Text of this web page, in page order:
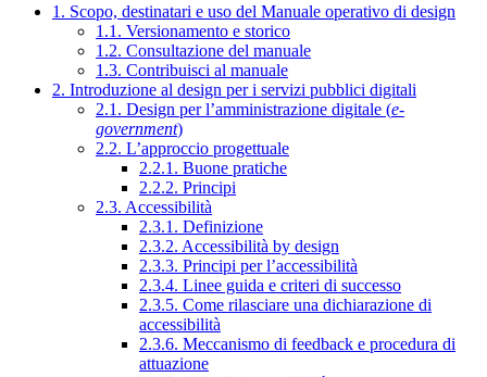
1. Scopo, destinatari e uso del Manuale operativo di design
1.1. Versionamento e storico
1.2. Consultazione del manuale
1.3. Contribuisci al manuale
2. Introduzione al design per i servizi pubblici digitali
2.1. Design per l’amministrazione digitale (e-
government)
2.2. L’approccio progettuale
2.2.1. Buone pratiche
2.2.2. Principi
2.3. Accessibilità
2.3.1. Definizione
2.3.2. Accessibilità by design
2.3.3. Principi per l’accessibilità
2.3.4. Linee guida e criteri di successo
2.3.5. Come rilasciare una dichiarazione di
accessibilità
2.3.6. Meccanismo di feedback e procedura di
attuazione